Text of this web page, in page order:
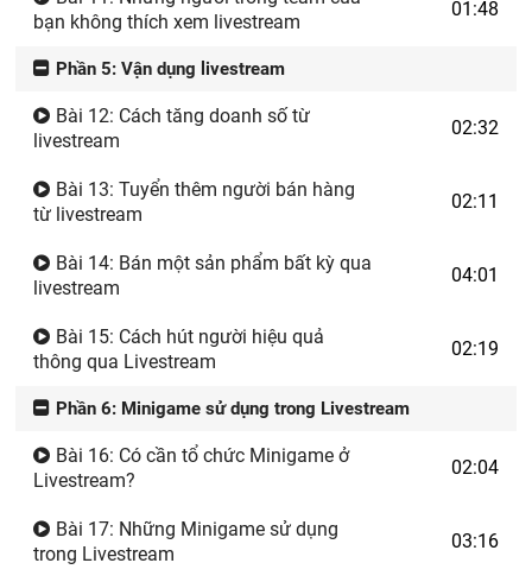
bạn không thích xem livestream
01:48
Phần 5: Vận dụng livestream
Bài 12: Cách tăng doanh số từ
livestream
02:32
Bài 13: Tuyển thêm người bán hàng
từ livestream
02:11
Bài 14: Bán một sản phẩm bất kỳ qua
livestream
04:01
Bài 15: Cách hút người hiệu quả
thông qua Livestream
02:19
Phần 6: Minigame sử dụng trong Livestream
Bài 16: Có cần tổ chức Minigame ở
Livestream?
02:04
Bài 17: Những Minigame sử dụng
trong Livestream
03:16